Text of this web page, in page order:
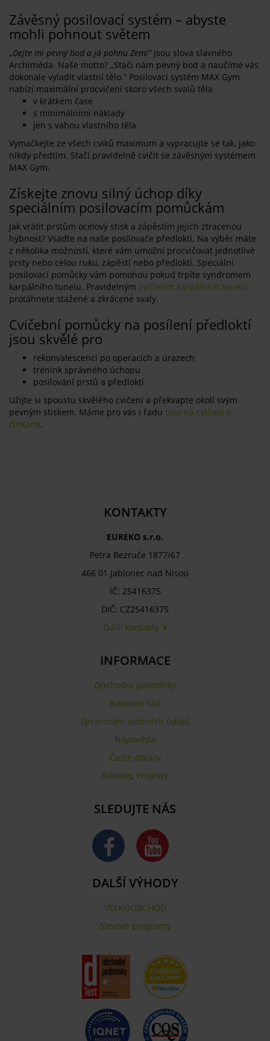
Závěsný posilovací systém – abyste
mohli pohnout světem
„Dejte mi pevný bod a já pohnu Zemí“ jsou slova slavného
Archiméda. Naše motto? „Stačí nám pevný bod a naučíme vás
dokonale vyladit vlastní tělo.“ Posilovací systém MAX Gym
nabízí maximální procvičení skoro všech svalů těla
v krátkém čase
s minimálními náklady
jen s vahou vlastního těla
Vymačkejte ze všech cviků maximum a vypracujte se tak, jako
nikdy předtím. Stačí pravidelně cvičit se závěsným systémem
MAX Gym.
Získejte znovu silný úchop díky
speciálním posilovacím pomůckám
Jak vrátit prstům ocelový stisk a zápěstím jejich ztracenou
hybnost? Vsaďte na naše posilovače předloktí. Na výběr máte
z několika možností, které vám umožní procvičovat jednotlivé
prsty nebo celou ruku, zápěstí nebo předloktí. Speciální
posilovací pomůcky vám pomohou pokud trpíte syndromem
karpálního tunelu. Pravidelným cvičením karpálních tunelů
protáhnete stažené a zkrácené svaly.
Cvičební pomůcky na posílení předloktí
jsou skvělé pro
rekonvalescenci po operacích a úrazech
trénink správného úchopu
posilování prstů a předloktí
Užijte si spoustu skvělého cvičení a překvapte okolí svým
pevným stiskem. Máme pro vás i řadu tipu na cvíčení s
činkami.
KONTAKTY
EUREKO s.r.o.
Petra Bezruče 1877/67
466 01 Jablonec nad Nisou
IČ: 25416375
DIČ: CZ25416375
Další kontakty
INFORMACE
Obchodní podmínky
Nákupní řád
Zpracování osobních údajů
Nápověda
Časté dotazy
Návody, Projekty
SLEDUJTE NÁS
DALŠÍ VÝHODY
VELKOOBCHOD
Slevové programy